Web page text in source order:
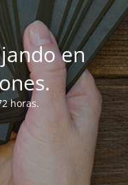
en
horas.